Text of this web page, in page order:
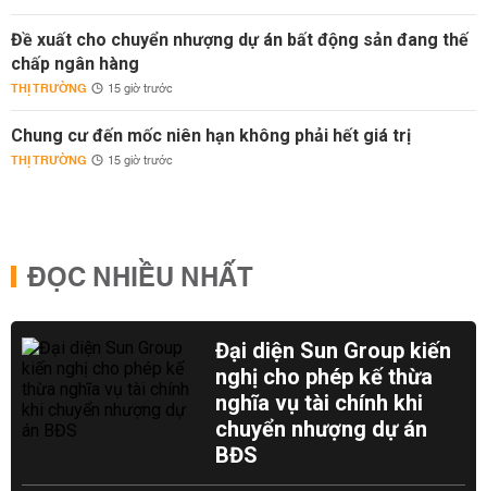
Đề xuất cho chuyển nhượng dự án bất động sản đang thế
chấp ngân hàng
THỊ TRƯỜNG 15 giờ trước
Chung cư đến mốc niên hạn không phải hết giá trị
THỊ TRƯỜNG 15 giờ trước
ĐỌC NHIỀU NHẤT
Đại diện Sun Group kiến
nghị cho phép kế thừa
nghĩa vụ tài chính khi
chuyển nhượng dự án
BĐS